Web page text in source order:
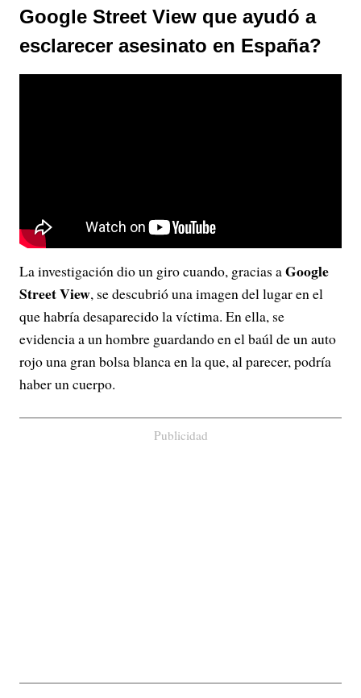
Google Street View que ayudó a
esclarecer asesinato en España?
La investigación dio un giro cuando, gracias aGoogle
Street View, se descubrió una imagen del lugar en el
que habría desaparecido la víctima. En ella, se
evidencia a un hombre guardando en el baúl de un auto
rojo una gran bolsa blanca en la que, al parecer, podría
haber un cuerpo.
Publicidad